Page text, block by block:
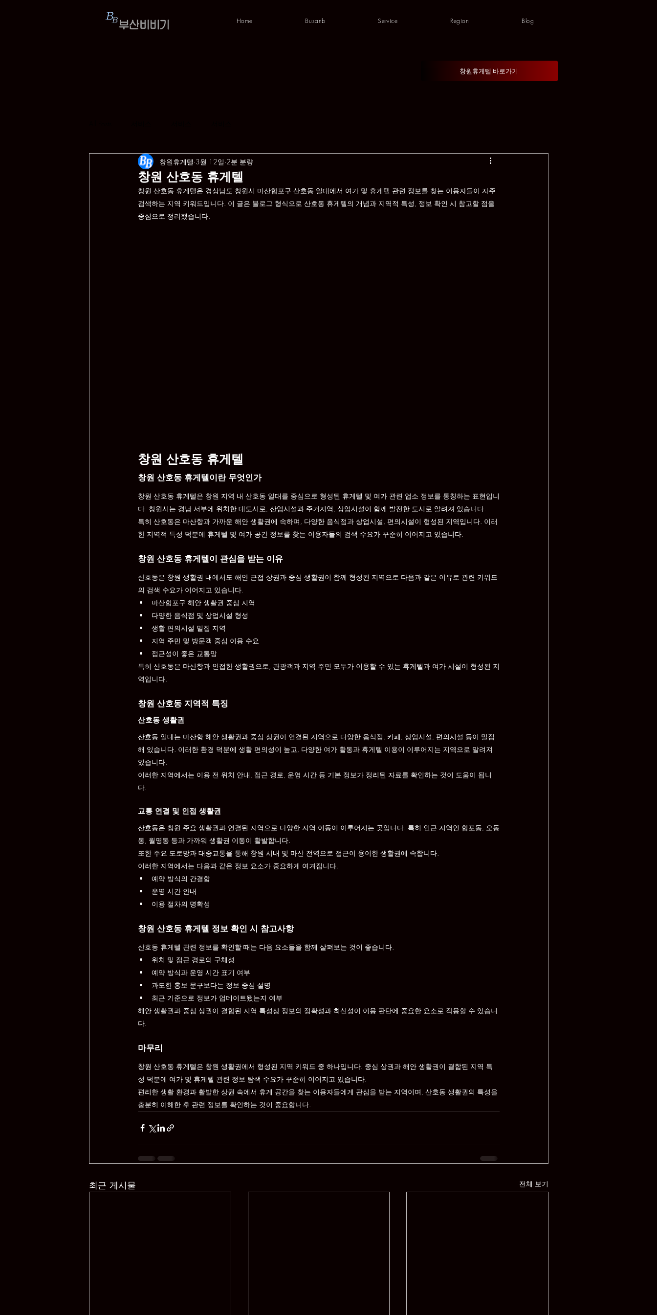
Home Busanb Service Region Blog
창원휴게텔 바로가기
창원 산호동 휴게텔
창원휴게텔 3월 12일 2분 분량
창원 산호동 휴게텔은 경상남도 창원시 마산합포구 산호동 일대에서 여가 및 휴게텔 관련 정보를 찾는 이용자들이 자주
검색하는 지역 키워드입니다. 이 글은 블로그 형식으로 산호동 휴게텔의 개념과 지역적 특성, 정보 확인 시 참고할 점을
중심으로 정리했습니다.
창원 산호동 휴게텔
창원 산호동 휴게텔이란 무엇인가
창원 산호동 휴게텔은 창원 지역 내 산호동 일대를 중심으로 형성된 휴게텔 및 여가 관련 업소 정보를 통칭하는 표현입니
다. 창원시는 경남 서부에 위치한 대도시로, 산업시설과 주거지역, 상업시설이 함께 발전한 도시로 알려져 있습니다.
특히 산호동은 마산항과 가까운 해안 생활권에 속하며, 다양한 음식점과 상업시설, 편의시설이 형성된 지역입니다. 이러
한 지역적 특성 덕분에 휴게텔 및 여가 공간 정보를 찾는 이용자들의 검색 수요가 꾸준히 이어지고 있습니다.
창원 산호동 휴게텔이 관심을 받는 이유
산호동은 창원 생활권 내에서도 해안 근접 상권과 중심 생활권이 함께 형성된 지역으로 다음과 같은 이유로 관련 키워드
의 검색 수요가 이어지고 있습니다.
마산합포구 해안 생활권 중심 지역
다양한 음식점 및 상업시설 형성
생활 편의시설 밀집 지역
지역 주민 및 방문객 중심 이용 수요
접근성이 좋은 교통망
특히 산호동은 마산항과 인접한 생활권으로, 관광객과 지역 주민 모두가 이용할 수 있는 휴게텔과 여가 시설이 형성된 지
역입니다.
창원 산호동 지역적 특징
산호동 생활권
산호동 일대는 마산항 해안 생활권과 중심 상권이 연결된 지역으로 다양한 음식점, 카페, 상업시설, 편의시설 등이 밀집
해 있습니다. 이러한 환경 덕분에 생활 편의성이 높고, 다양한 여가 활동과 휴게텔 이용이 이루어지는 지역으로 알려져
있습니다.
이러한 지역에서는 이용 전 위치 안내, 접근 경로, 운영 시간 등 기본 정보가 정리된 자료를 확인하는 것이 도움이 됩니
다.
교통 연결 및 인접 생활권
산호동은 창원 주요 생활권과 연결된 지역으로 다양한 지역 이동이 이루어지는 곳입니다. 특히 인근 지역인 합포동, 오동
동, 월영동 등과 가까워 생활권 이동이 활발합니다.
또한 주요 도로망과 대중교통을 통해 창원 시내 및 마산 전역으로 접근이 용이한 생활권에 속합니다.
이러한 지역에서는 다음과 같은 정보 요소가 중요하게 여겨집니다.
예약 방식의 간결함
운영 시간 안내
이용 절차의 명확성
창원 산호동 휴게텔 정보 확인 시 참고사항
산호동 휴게텔 관련 정보를 확인할 때는 다음 요소들을 함께 살펴보는 것이 좋습니다.
위치 및 접근 경로의 구체성
예약 방식과 운영 시간 표기 여부
과도한 홍보 문구보다는 정보 중심 설명
최근 기준으로 정보가 업데이트됐는지 여부
해안 생활권과 중심 상권이 결합된 지역 특성상 정보의 정확성과 최신성이 이용 판단에 중요한 요소로 작용할 수 있습니
다.
마무리
창원 산호동 휴게텔은 창원 생활권에서 형성된 지역 키워드 중 하나입니다. 중심 상권과 해안 생활권이 결합된 지역 특
성 덕분에 여가 및 휴게텔 관련 정보 탐색 수요가 꾸준히 이어지고 있습니다.
편리한 생활 환경과 활발한 상권 속에서 휴게 공간을 찾는 이용자들에게 관심을 받는 지역이며, 산호동 생활권의 특성을
충분히 이해한 후 관련 정보를 확인하는 것이 중요합니다.
최근 게시물 전체 보기